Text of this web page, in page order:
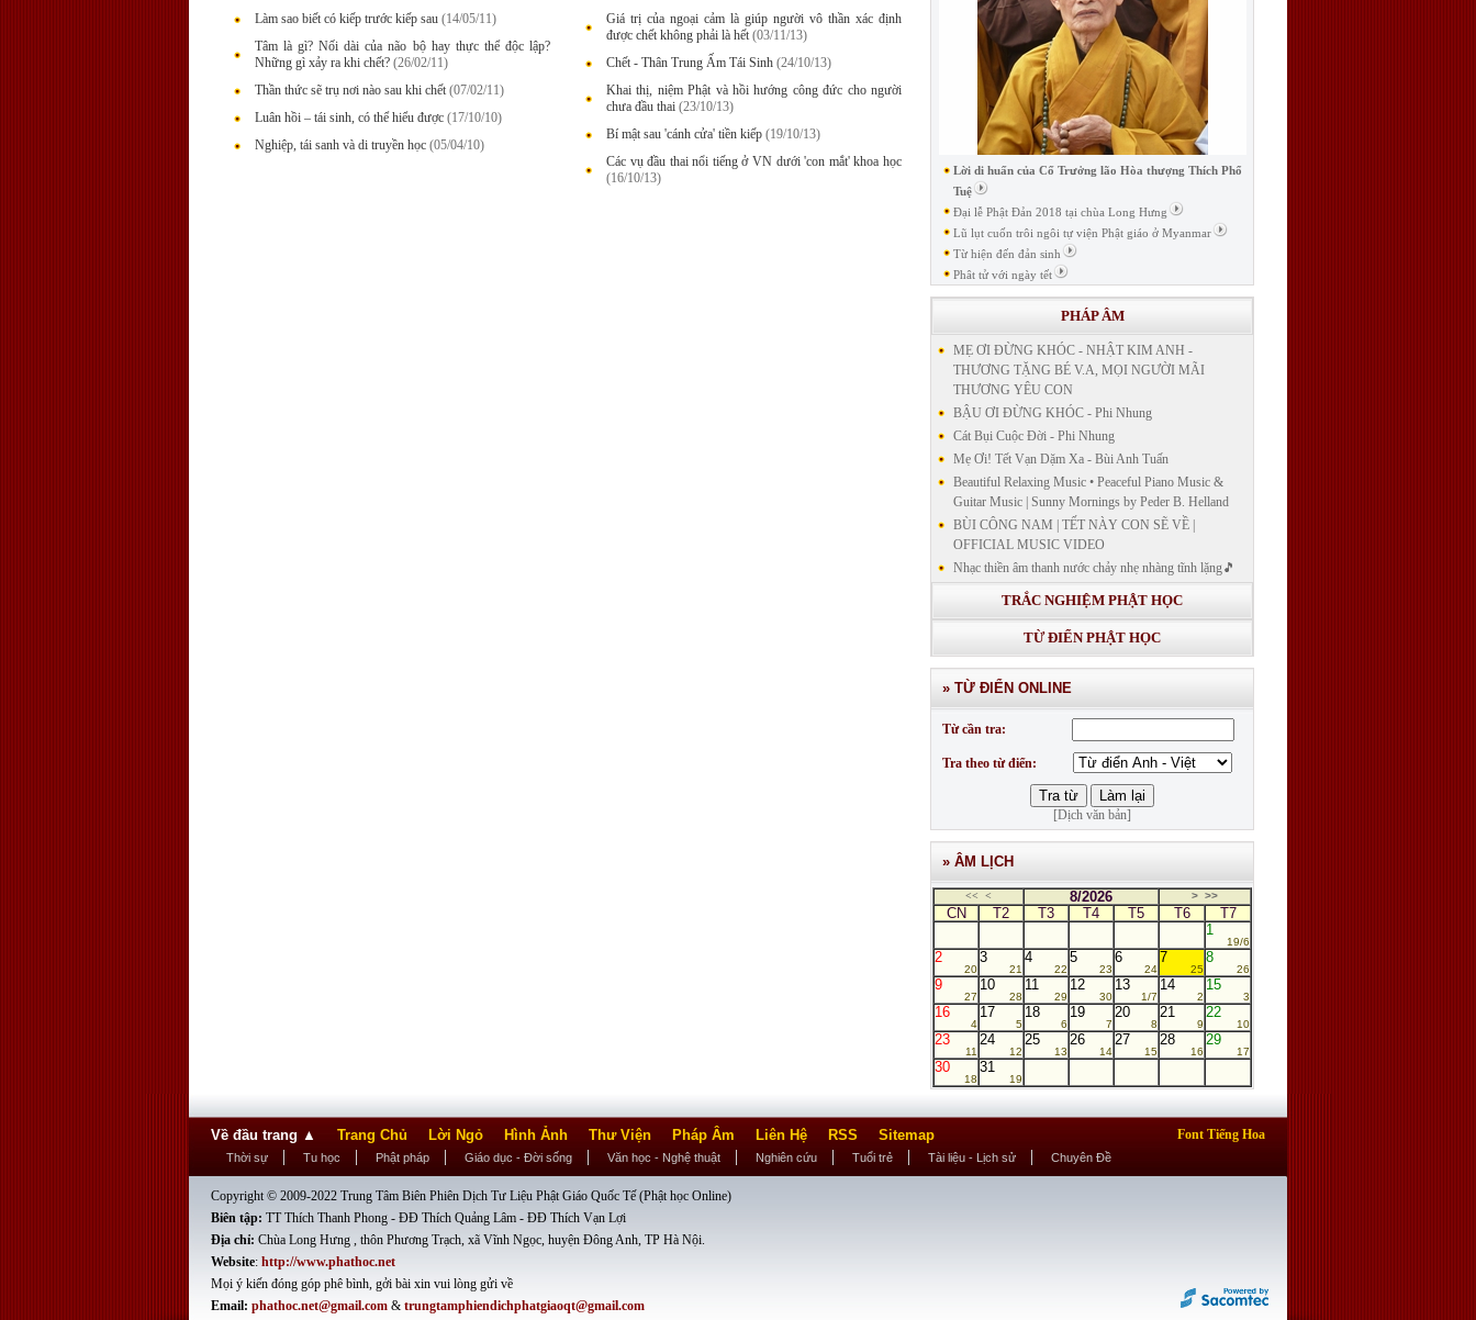
Làm sao biết có kiếp trước kiếp sau (14/05/11)
Tâm là gì? Nối dài của não bộ hay thực thể độc lập?
Những gì xảy ra khi chết? (26/02/11)
Thần thức sẽ trụ nơi nào sau khi chết (07/02/11)
Luân hồi – tái sinh, có thể hiểu được (17/10/10)
Nghiệp, tái sanh và di truyền học (05/04/10)
Giá trị của ngoại cảm là giúp người vô thần xác định
được chết không phải là hết (03/11/13)
Chết - Thân Trung Ấm Tái Sinh (24/10/13)
Khai thị, niệm Phật và hồi hướng công đức cho người
chưa đầu thai (23/10/13)
Bí mật sau 'cánh cửa' tiền kiếp (19/10/13)
Các vụ đầu thai nổi tiếng ở VN dưới 'con mắt' khoa học
(16/10/13)
Lời di huấn của Cố Trưởng lão Hòa thượng Thích Phổ
Tuệ
Đại lễ Phật Đản 2018 tại chùa Long Hưng
Lũ lụt cuốn trôi ngôi tự viện Phật giáo ở Myanmar
Từ hiện đến đản sinh
Phât tử với ngày tết
PHÁP ÂM
MẸ ƠI ĐỪNG KHÓC - NHẬT KIM ANH -
THƯƠNG TẶNG BÉ V.A, MỌI NGƯỜI MÃI
THƯƠNG YÊU CON
BẬU ƠI ĐỪNG KHÓC - Phi Nhung
Cát Bụi Cuộc Đời - Phi Nhung
Mẹ Ơi! Tết Vạn Dặm Xa - Bùi Anh Tuấn
Beautiful Relaxing Music • Peaceful Piano Music &
Guitar Music | Sunny Mornings by Peder B. Helland
BÙI CÔNG NAM | TẾT NÀY CON SẼ VỀ |
OFFICIAL MUSIC VIDEO
Nhạc thiền âm thanh nước chảy nhẹ nhàng tĩnh lặng🎵
Nhạc thiền lặng tâm
KINH BẢN NGUYỆN CÔNG ĐỨC DƯỢC SƯ
LƯU LY QUANG NHƯ LAI"
GIẢNG GIẢI KINH DƯỢC SƯ - BÀI 14/ GIẢNG
GIẢI KINH BẢN NGUYỆN CÔNG ĐỨC DƯỢC
SƯ LƯU LY QUANG NHƯ LAI
GIẢNG GIẢI KINH DƯỢC SƯ
TRẮC NGHIỆM PHẬT HỌC
TỪ ĐIỂN PHẬT HỌC
» TỪ ĐIỂN ONLINE
Từ cần tra:
Tra theo từ điển:
[Dịch văn bản]
» ÂM LỊCH
<< < 8/2026 > >>
CN T2 T3 T4 T5 T6
T7
1
19/6
2
20
3
21
4
22
5
23
6
24
7
25
8
26
9
27
10
28
11
29
12
30
13
1/7
14
2
15
3
16
4
17
5
18
6
19
7
20
8
21
9
22
10
23
11
24
12
25
13
26
14
27
15
28
16
29
17
30
18
31
19
Về đầu trang ▲ Trang Chủ Lời Ngỏ Hình Ảnh Thư Viện Pháp Âm Liên Hệ RSS Sitemap Font Tiếng Hoa
Thời sự Tu học Phật pháp Giáo dục - Đời sống Văn học - Nghệ thuật Nghiên cứu Tuổi trẻ Tài liệu - Lịch sử Chuyên Đề
Copyright © 2009-2022 Trung Tâm Biên Phiên Dịch Tư Liệu Phật Giáo Quốc Tế (Phật học Online)
Biên tập: TT Thích Thanh Phong - ĐĐ Thích Quảng Lâm - ĐĐ Thích Vạn Lợi
Địa chỉ: Chùa Long Hưng , thôn Phương Trạch, xã Vĩnh Ngọc, huyện Đông Anh, TP Hà Nội.
Website: http://www.phathoc.net
Mọi ý kiến đóng góp phê bình, gởi bài xin vui lòng gửi về
Email: phathoc.net@gmail.com & trungtamphiendichphatgiaoqt@gmail.com